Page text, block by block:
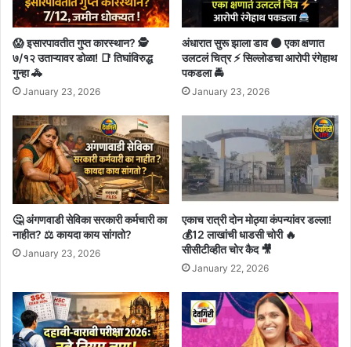
😱 इसारपावतीत गुप्त कारस्थान? 🕵️
७/१२ उताऱ्यावर डोळा! 📑 तिघांविरुद्ध
गुन्हा 🚓
January 23, 2026
अंधारात सुरू झाला डाव 🌑 एका क्षणात
उलटलं चित्र ⚡ सिल्लोडचा आरोपी रंगेहाथ
पकडला 🚔
January 23, 2026
🤔 अंगणवाडी सेविका सरकारी कर्मचारी का
नाहीत? ⚖️ कायदा काय सांगतो?
January 23, 2026
एकाच रात्री दोन मोठ्या कंपन्यांवर डल्ला!
💰12 लाखांची धाडसी चोरी 🔥
सीसीटीव्हीत चोर कैद 🎥
January 22, 2026